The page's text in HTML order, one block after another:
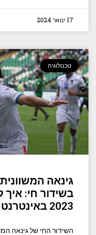
17 ינואר 2024
טכנולוגיה
גינאה
2023 באינטרנט
השידור החי של גינאה